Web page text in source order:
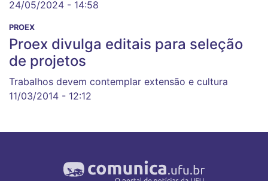
24/05/2024 - 14:58
PROEX
Proex divulga editais para seleção
de projetos
Trabalhos devem contemplar extensão e cultura
11/03/2014 - 12:12